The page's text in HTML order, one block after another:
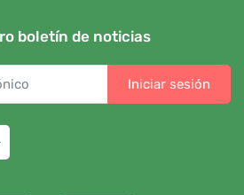
boletín de noticias
Iniciar sesión